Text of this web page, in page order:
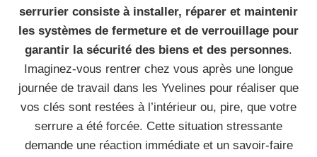
serrurier consiste à installer, réparer et maintenir
les systèmes de fermeture et de verrouillage pour
garantir la sécurité des biens et des personnes.
Imaginez-vous rentrer chez vous après une longue
journée de travail dans les Yvelines pour réaliser que
vos clés sont restées à l’intérieur ou, pire, que votre
serrure a été forcée. Cette situation stressante
demande une réaction immédiate et un savoir-faire